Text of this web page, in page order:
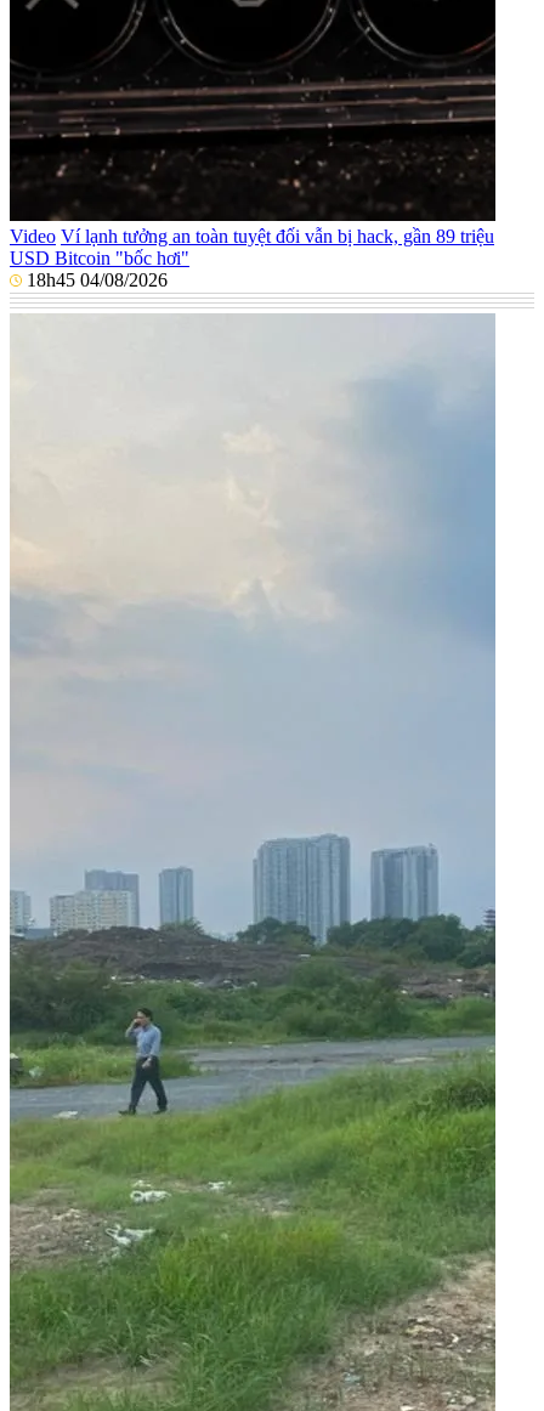
Video Ví lạnh tưởng an toàn tuyệt đối vẫn bị hack, gần 89 triệu
USD Bitcoin "bốc hơi"
18h45 04/08/2026